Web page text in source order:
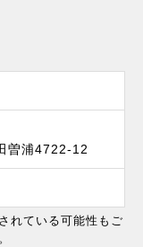
曽浦4722-12
れている可能性もご